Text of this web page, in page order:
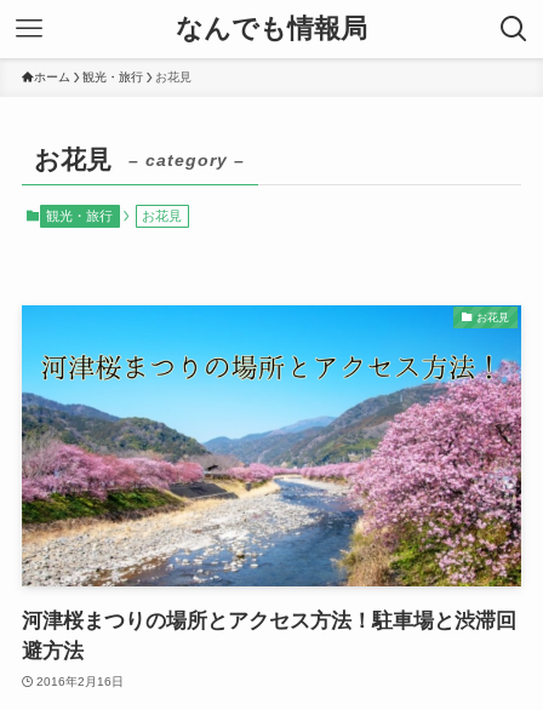
なんでも情報局
ホーム 観光・旅行 お花見
お花見 – category –
観光・旅行 お花見
お花見
河津桜まつりの場所とアクセス方法！駐車場と渋滞回
避方法
2016年2月16日